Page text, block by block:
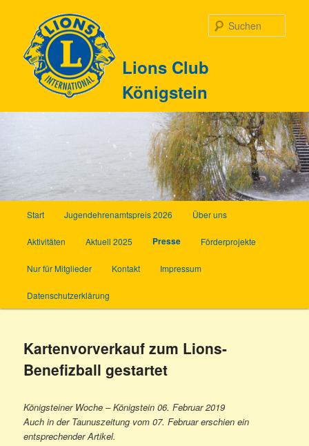
wechseln
Lions Club
Königstein
Start Jugendehrenamtspreis 2026 Über uns
Aktivitäten Aktuell 2025 Presse Förderprojekte
Nur für Mitglieder Kontakt Impressum
Datenschutzerklärung
Kartenvorverkauf zum Lions-
Benefizball gestartet
Königsteiner Woche – Königstein 06. Februar 2019
Auch in der Taunuszeitung vom 07. Februar erschien ein
entsprechender Artikel.